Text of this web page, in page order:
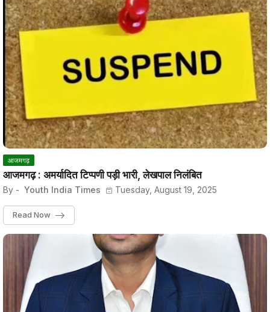
आजमगढ़
आजमगढ़ : अमर्यादित टिप्पणी पड़ी भारी, लेखपाल निलंबित
By - Youth India Times Tuesday, August 19, 2025
Read Now